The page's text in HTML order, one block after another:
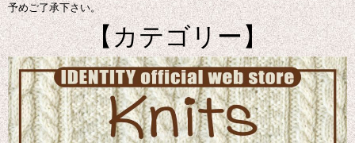
予めご了承下さい。
【カテゴリー】